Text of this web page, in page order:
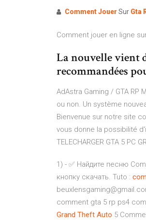
CommentJouer Sur Gta
Comment jouer en ligne
La nouvelle vient
recommandées
AdAstra Gaming / GTA
ou non. Un système
Bienvenue sur notre site
vous donne la possibilité
TELECHARGER GTA 5 PC
1) - ✅ Найдите песню
кнопку скачать. Tuto :
comment gta 5 rp ps4
Grand Theft Auto 5